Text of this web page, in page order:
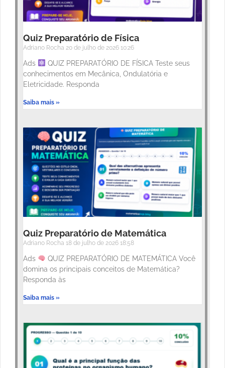
Quiz Preparatório de Física
Adriano Rocha 20 de julho de 2026 10:26
Ads
QUIZ PREPARATÓRIO DE FÍSICA Teste seus
conhecimentos em Mecânica, Ondulatória e
Eletricidade. Responda
Saiba mais »
Quiz Preparatório de Matemática
Adriano Rocha 18 de julho de 2026 18:58
Ads
QUIZ PREPARATÓRIO DE MATEMÁTICA Você
domina os principais conceitos de Matemática?
Responda às
Saiba mais »